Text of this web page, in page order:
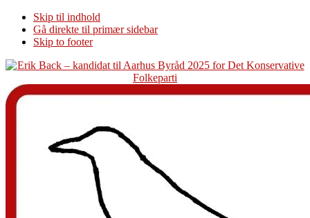
Skip til indhold
Gå direkte til primær sidebar
Skip to footer
Additional
menu